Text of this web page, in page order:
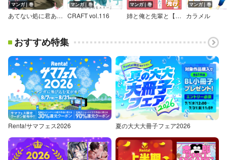
マンガ｜巻
あてない処に君あらば
マンガ｜巻
CRAFT vol.116
マンガ｜巻
姉と俺と先輩と【電子限定おまけマンガ付】
マンガ｜巻
カラメル
おすすめ特集
Renta!サマフェス2026 夏の大大大冊子フェア2026